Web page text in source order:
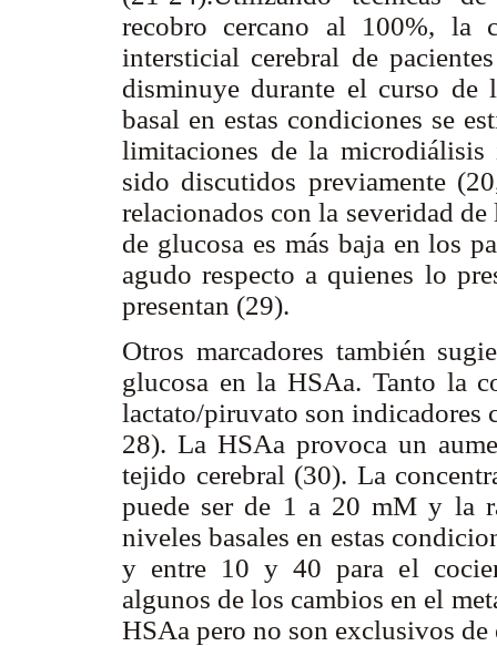
recobro cercano al 100%, la
intersticial cerebral de
disminuye durante el curso de
basal en estas condiciones se
limitaciones de la microdiálisis
sido discutidos previamente
relacionados con la severidad
de glucosa es más baja en los
agudo respecto a quienes lo
presentan (29).
Otros marcadores también
glucosa en la HSAa. Tanto la
lactato/piruvato son indicadores
28). La HSAa provoca un
tejido cerebral (30). La
puede ser de 1 a 20 mM y la
niveles basales en estas
y entre 10 y 40 para el
algunos de los cambios en el
HSAa pero no son exclusivos de